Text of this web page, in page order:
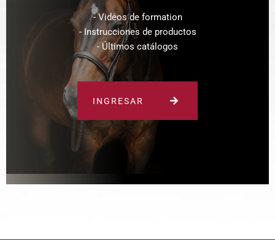
- Vidėos de formation
- Instrucciones de productos
- Últimos catálogos
INGRESAR